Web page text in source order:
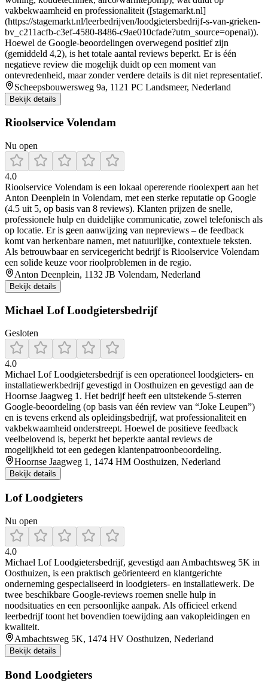
vakbekwaamheid en professionaliteit ([stagemarkt.nl]
(https://stagemarkt.nl/leerbedrijven/loodgietersbedrijf-s-van-grieken-
bv_c211acfb-c3ef-4580-8486-c9ae010cfade?utm_source=openai)).
Hoewel de Google‑beoordelingen overwegend positief zijn
(gemiddeld 4,2), is het totale aantal reviews beperkt. Er is één
negatieve review die mogelijk duidt op een moment van
ontevredenheid, maar zonder verdere details is dit niet representatief.
Scheepsbouwersweg 9a, 1121 PC Landsmeer, Nederland
Bekijk details
Rioolservice Volendam
Nu open
4.0
Rioolservice Volendam is een lokaal opererende rioolexpert aan het
Anton Deenplein in Volendam, met een sterke reputatie op Google
(4.5 uit 5, op basis van 8 reviews). Klanten prijzen de snelle,
professionele hulp en duidelijke communicatie, zowel telefonisch als
op locatie. Er is geen aanwijzing van nepreviews – de feedback
komt van herkenbare namen, met natuurlijke, contextuele teksten.
Als betrouwbaar en servicegericht bedrijf is Rioolservice Volendam
een solide keuze voor rioolproblemen in de regio.
Anton Deenplein, 1132 JB Volendam, Nederland
Bekijk details
Michael Lof Loodgietersbedrijf
Gesloten
4.0
Michael Lof Loodgietersbedrijf is een operationeel loodgieters- en
installatiewerkbedrijf gevestigd in Oosthuizen en gevestigd aan de
Hoornse Jaagweg 1. Het bedrijf heeft een uitstekende 5‑sterren
Google‑beoordeling (op basis van één review van “Joke Leupen”)
en is tevens erkend als opleidingsbedrijf, wat professionaliteit en
vakbekwaamheid onderstreept. Hoewel de positieve feedback
veelbelovend is, beperkt het beperkte aantal reviews de
mogelijkheid tot een gedegen klantenpatroonbeoordeling.
Hoornse Jaagweg 1, 1474 HM Oosthuizen, Nederland
Bekijk details
Lof Loodgieters
Nu open
4.0
Michael Lof Loodgietersbedrijf, gevestigd aan Ambachtsweg 5K in
Oosthuizen, is een praktisch geörienteerd en klantgerichte
onderneming gespecialiseerd in loodgieters- en installatiewerk. De
twee beschikbare Google-reviews roemen snelle hulp in
noodsituaties en een persoonlijke aanpak. Als officieel erkend
leerbedrijf toont het bovendien toewijding aan vakopleidingen en
kwaliteit.
Ambachtsweg 5K, 1474 HV Oosthuizen, Nederland
Bekijk details
Bond Loodgieters